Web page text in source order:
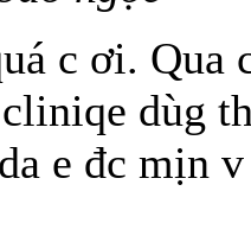
c ơi.
dùg
e đc mịn